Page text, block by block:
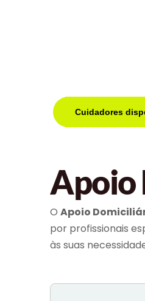
Cuidadores
Apoio
O Apoio
por profissionais
às suas